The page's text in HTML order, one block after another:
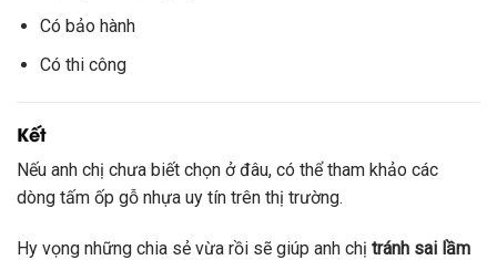
Có bảo hành
Có thi công
Kết
Nếu anh chị chưa biết chọn ở đâu, có thể tham khảo các
dòng tấm ốp gỗ nhựa uy tín trên thị trường.
Hy vọng những chia sẻ vừa rồi sẽ giúp anh chị tránh sai lầm